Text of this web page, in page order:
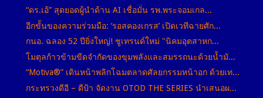
“ดร.เอ้” สุดยอดผู้นำด้าน AI เชื่อมั่น รพ.พระจอมเกล...
อีกขั้นของความร่วมมือ: ‘รอสคองเกรส’ เปิดเวทีฉายศัก...
กนอ. ฉลอง 52 ปียิ่งใหญ่! ชูเทรนด์ใหม่ "นิคมอุตสาหก...
โมตุลก้าวข้ามขีดจำกัดของขุมพลังและสมรรถนะด้วยน้ำมั...
“Motiva®” เดินหน้าพลิกโฉมตลาดศัลยกรรมหน้าอก ด้วยเท...
กระทรวงดีอี – ดีป้า จัดงาน OTOD THE SERIES นำเสนอผ...